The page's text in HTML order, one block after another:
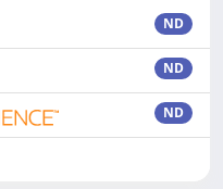
ND
ND
ND